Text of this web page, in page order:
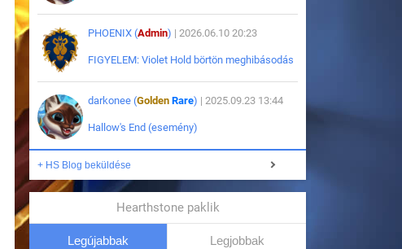
PHOENIX (Admin) | 2026.06.10 20:23
FIGYELEM: Violet Hold börtön meghibásodás
darkonee (Golden Rare) | 2025.09.23 13:44
Hallow's End (esemény)
+ HS Blog beküldése
Hearthstone paklik
Legújabbak Legjobbak